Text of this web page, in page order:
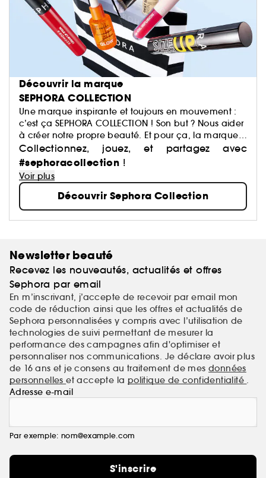
Découvrir la marque
SEPHORA COLLECTION
Une marque inspirante et toujours en mouvement :
c’est ça SEPHORA COLLECTION ! Son but ? Nous aider
à créer notre propre beauté. Et pour ça, la marque
a justement imaginé des centaines de produits : du
maquillage aux soins, du capillaire au parfum, du
bain aux compléments alimentaires,… Avec pour
mission de démocratiser une beauté performante.
Collectionnez, jouez, et partagez avec
#sephoracollection !
Voir plus
Découvrir Sephora Collection
Newsletter beauté
Recevez les nouveautés, actualités et offres
Sephora par email
En m’inscrivant, j’accepte de recevoir par email mon
code de réduction ainsi que les offres et actualités de
Sephora personnalisées y compris avec l’utilisation de
technologies de suivi permettant de mesurer la
performance des campagnes afin d'optimiser et
personnaliser nos communications. Je déclare avoir plus
de 16 ans et je consens au traitement de mes données
personnelleset accepte la politique de confidentialité .
Adresse e-mail
Par exemple: nom@example.com
S'inscrire